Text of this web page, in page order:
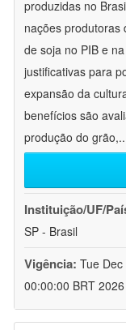
produzidas no
nações produtoras
de soja no PIB e
justificativas para
expansão da
benefícios são
produção do grão,
Instituição/UF/
SP - Brasil
Vigência: Tue
00:00:00 BRT 2026